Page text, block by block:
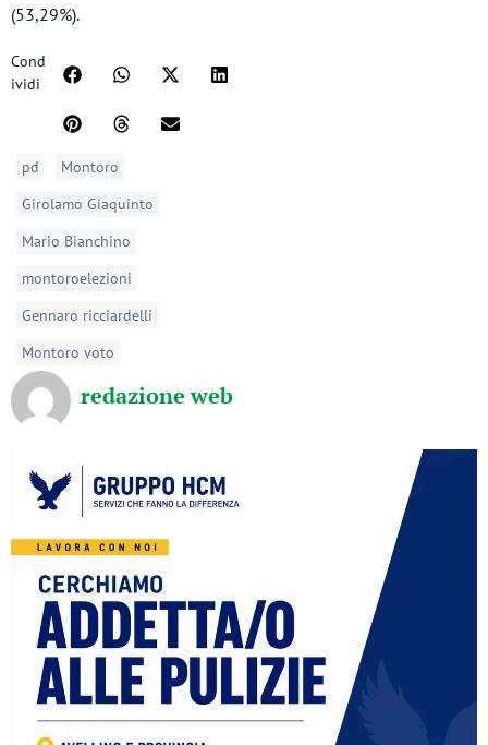
(53,29%).
Cond
ividi
pd
Montoro
Girolamo Giaquinto
Mario Bianchino
montoroelezioni
Gennaro ricciardelli
Montoro voto
redazione web